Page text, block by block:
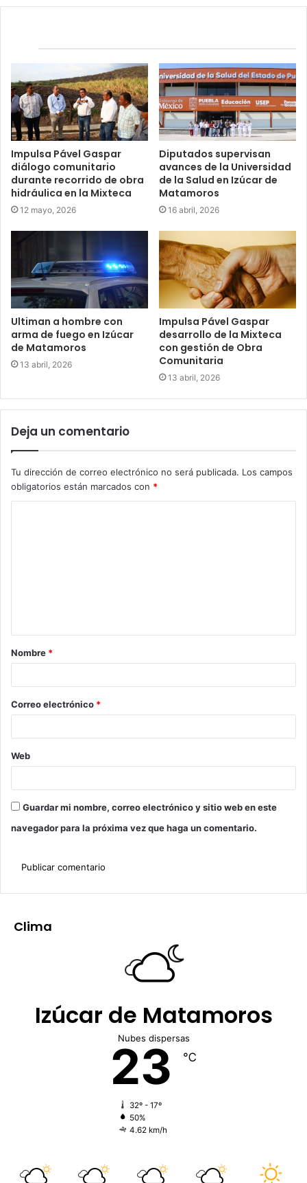
Impulsa Pável Gaspar
diálogo comunitario
durante recorrido de obra
hidráulica en la Mixteca
12 mayo, 2026
Diputados supervisan
avances de la Universidad
de la Salud en Izúcar de
Matamoros
16 abril, 2026
Ultiman a hombre con
arma de fuego en Izúcar
de Matamoros
13 abril, 2026
Impulsa Pável Gaspar
desarrollo de la Mixteca
con gestión de Obra
Comunitaria
13 abril, 2026
Deja un comentario
Tu dirección de correo electrónico no será publicada. Los campos
obligatorios están marcados con *
Nombre *
Correo electrónico *
Web
Guardar mi nombre, correo electrónico y sitio web en este
navegador para la próxima vez que haga un comentario.
Clima
Izúcar de Matamoros
Nubes dispersas
23 ℃
32º - 17º
50%
4.62 km/h